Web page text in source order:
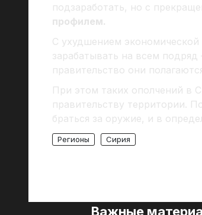
подзаработать, но с
профилем.
С ухудшением
зарабатывать на всем
правительство они
При этом таких ополчений в
правительству территории.
браться за оружие, и в
Регионы Сирия
Важные